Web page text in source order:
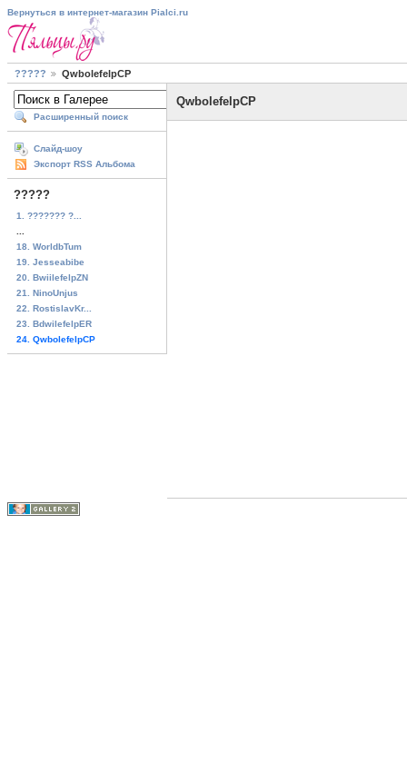
Вернуться в интернет-магазин Pialci.ru
????? QwbolefelpCP
Расширенный поиск
Слайд-шоу
Экспорт RSS Альбома
?????
1. ??????? ?...
18. WorldbTum
19. Jesseabibe
20. BwiilefelpZN
21. NinoUnjus
22. RostislavKr...
23. BdwilefelpER
24. QwbolefelpCP
QwbolefelpCP